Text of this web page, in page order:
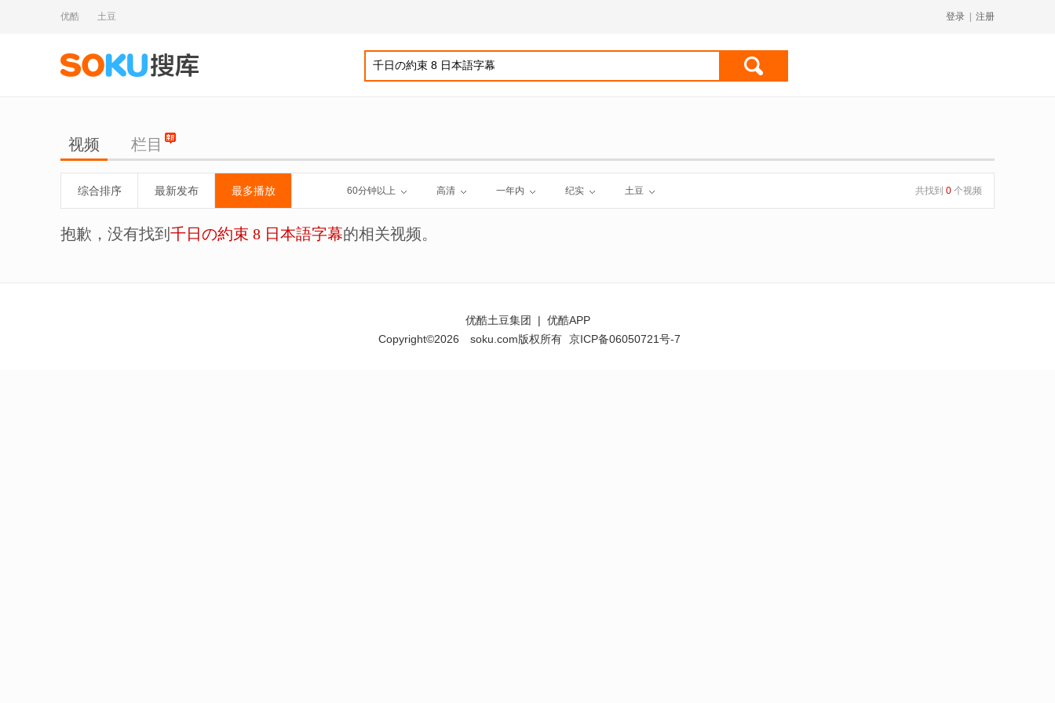
优酷 土豆 登录 注册
视频 栏目
综合排序 最新发布 最多播放 60分钟以上 高清 一年内 纪实 土豆 共找到 0 个视频
抱歉，没有找到 千日の約束 8 日本語字幕的相关视频。
优酷土豆集团 | 优酷APP
Copyright©2026
soku.com版权所有 京ICP备06050721号-7